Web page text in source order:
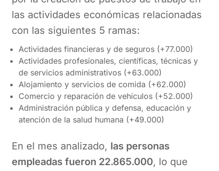
las actividades económicas relacionadas
con las siguientes 5 ramas:
Actividades financieras y de seguros (+77.000)
Actividades profesionales, científicas, técnicas y
de servicios administrativos (+63.000)
Alojamiento y servicios de comida (+62.000)
Comercio y reparación de vehículos (+52.000)
Administración pública y defensa, educación y
atención de la salud humana (+49.000)
En el mes analizado, las personas
empleadas fueron 22.865.000, lo que